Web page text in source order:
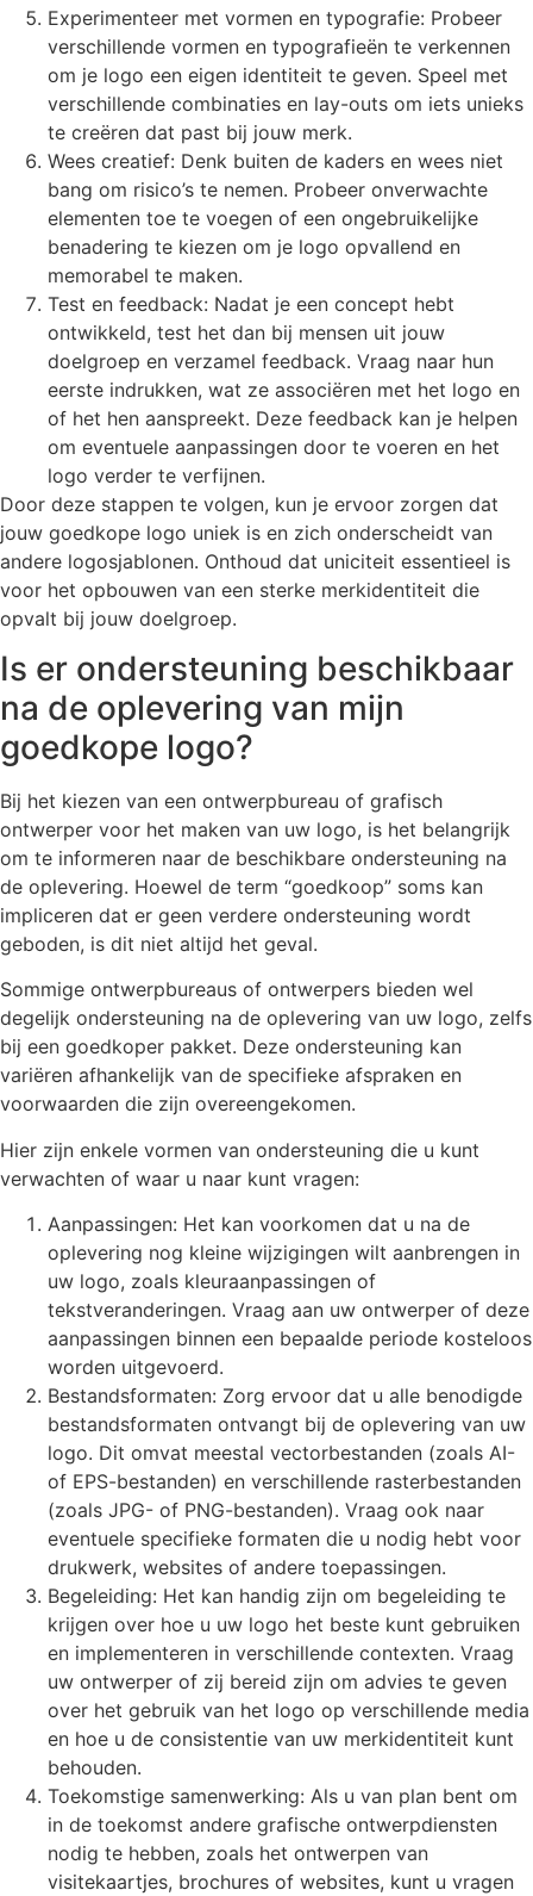
Experimenteer met vormen en typografie: Probeer
verschillende vormen en typografieën te verkennen
om je logo een eigen identiteit te geven. Speel met
verschillende combinaties en lay-outs om iets unieks
te creëren dat past bij jouw merk.
Wees creatief: Denk buiten de kaders en wees niet
bang om risico’s te nemen. Probeer onverwachte
elementen toe te voegen of een ongebruikelijke
benadering te kiezen om je logo opvallend en
memorabel te maken.
Test en feedback: Nadat je een concept hebt
ontwikkeld, test het dan bij mensen uit jouw
doelgroep en verzamel feedback. Vraag naar hun
eerste indrukken, wat ze associëren met het logo en
of het hen aanspreekt. Deze feedback kan je helpen
om eventuele aanpassingen door te voeren en het
logo verder te verfijnen.
Door deze stappen te volgen, kun je ervoor zorgen dat
jouw goedkope logo uniek is en zich onderscheidt van
andere logosjablonen. Onthoud dat uniciteit essentieel is
voor het opbouwen van een sterke merkidentiteit die
opvalt bij jouw doelgroep.
Is er ondersteuning beschikbaar
na de oplevering van mijn
goedkope logo?
Bij het kiezen van een ontwerpbureau of grafisch
ontwerper voor het maken van uw logo, is het belangrijk
om te informeren naar de beschikbare ondersteuning na
de oplevering. Hoewel de term “goedkoop” soms kan
impliceren dat er geen verdere ondersteuning wordt
geboden, is dit niet altijd het geval.
Sommige ontwerpbureaus of ontwerpers bieden wel
degelijk ondersteuning na de oplevering van uw logo, zelfs
bij een goedkoper pakket. Deze ondersteuning kan
variëren afhankelijk van de specifieke afspraken en
voorwaarden die zijn overeengekomen.
Hier zijn enkele vormen van ondersteuning die u kunt
verwachten of waar u naar kunt vragen:
Aanpassingen: Het kan voorkomen dat u na de
oplevering nog kleine wijzigingen wilt aanbrengen in
uw logo, zoals kleuraanpassingen of
tekstveranderingen. Vraag aan uw ontwerper of deze
aanpassingen binnen een bepaalde periode kosteloos
worden uitgevoerd.
Bestandsformaten: Zorg ervoor dat u alle benodigde
bestandsformaten ontvangt bij de oplevering van uw
logo. Dit omvat meestal vectorbestanden (zoals AI-
of EPS-bestanden) en verschillende rasterbestanden
(zoals JPG- of PNG-bestanden). Vraag ook naar
eventuele specifieke formaten die u nodig hebt voor
drukwerk, websites of andere toepassingen.
Begeleiding: Het kan handig zijn om begeleiding te
krijgen over hoe u uw logo het beste kunt gebruiken
en implementeren in verschillende contexten. Vraag
uw ontwerper of zij bereid zijn om advies te geven
over het gebruik van het logo op verschillende media
en hoe u de consistentie van uw merkidentiteit kunt
behouden.
Toekomstige samenwerking: Als u van plan bent om
in de toekomst andere grafische ontwerpdiensten
nodig te hebben, zoals het ontwerpen van
visitekaartjes, brochures of websites, kunt u vragen